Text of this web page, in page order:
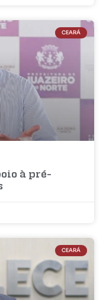
CEARÁ
à pré-
CEARÁ